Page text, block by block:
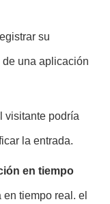
su
de una aplicación
visitante podría
la entrada.
en tiempo
tiempo real. el